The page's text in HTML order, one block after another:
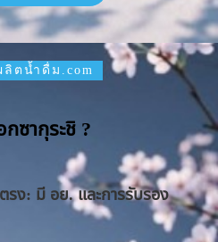
ลิตน้ำดื่ม.com
กซากุระชิ ?
รง: มี อย. และการรับรอง